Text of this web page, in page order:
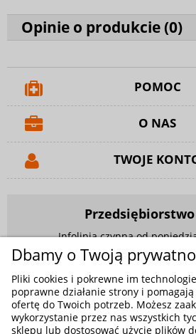
Opinie o produkcie (0)
POMOC
O NAS
TWOJE
Infolinia czynna od
w godzinach 9.00 -
881 703
E-mail:
Sklepy
Dbamy o Twoją
Pliki cookies i pokrewne im
poprawne działanie strony i
ofertę do Twoich potrzeb. Możesz
wykorzystanie przez nas wszystkich
sklepu lub dostosować użycie plików